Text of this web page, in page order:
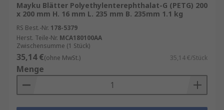
Verpackungsindustrie
Medizintechnik
Automobilbau
Modellbau und Prototyping
Dank der präzisen Steuerung von Temperatur
und Vakuumdruck lassen sich komplexe Formen
Mayku Blätter Polyethylenterephthalat-G (PETG) 200
x 200 mm H. 16 mm L. 235 mm B. 235mm 1.1 kg
RS Best.-Nr. 178-5379
Herst. Teile-Nr. MCA180100AA
Zwischensumme (1 Stück)
35,14 €(ohne MwSt.) 35,14 €/Stück
Menge